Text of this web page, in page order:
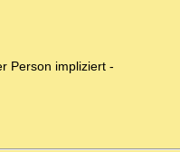
Person impliziert -